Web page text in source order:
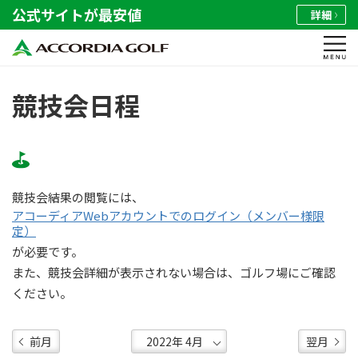
公式サイトが最安値 詳細
競技会日程
競技会結果の閲覧には、
アコーディアWebアカウントでのログイン（メンバー様限
定）
が必要です。
また、競技会詳細が表示されない場合は、ゴルフ場にご確認
ください。
前月 翌月